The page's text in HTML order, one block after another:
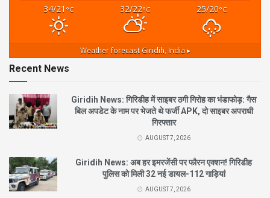
34/21 °C 32/22°C 25/20°C
Weather forecast Giridih, India ▸
Recent News
Giridih News: गिरिडीह में साइबर ठगी गिरोह का भंडाफोड़: गैस
बिल अपडेट के नाम पर भेजते थे फर्जी APK, दो साइबर अपराधी
गिरफ्तार
AUGUST 7, 2026
Giridih News: अब हर इमरजेंसी पर फौरन एक्शन! गिरिडीह
पुलिस को मिली 32 नई डायल-112 गाड़ियां
AUGUST 7, 2026